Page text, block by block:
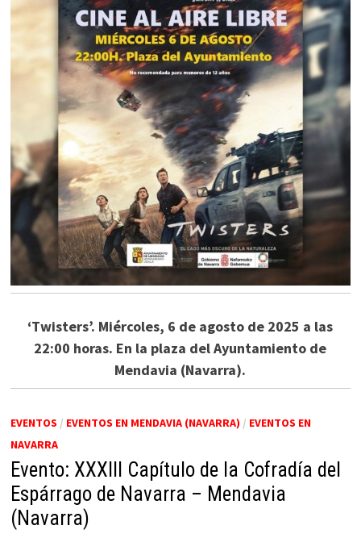
‘Twisters’. Miércoles, 6 de agosto de 2025 a las
22:00 horas. En la plaza del Ayuntamiento de
Mendavia (Navarra).
EVENTOS / EVENTOS EN MENDAVIA (NAVARRA) / EVENTOS EN
NAVARRA
Evento: XXXIII Capítulo de la Cofradía del
Espárrago de Navarra – Mendavia
(Navarra)